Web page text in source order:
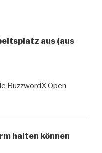
aus (aus
BuzzwordX Open
halten können